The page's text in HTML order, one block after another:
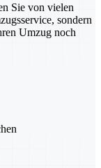
Sie von vielen
sondern
Umzug noch